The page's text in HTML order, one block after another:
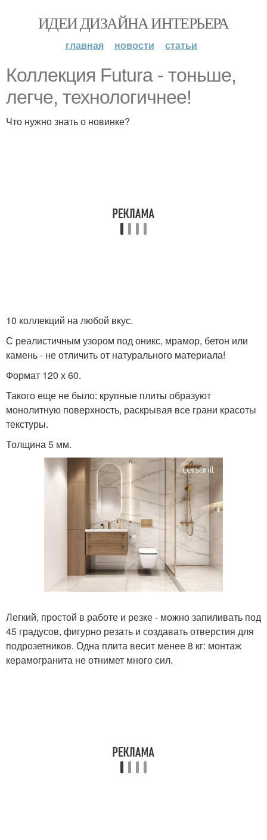
ИДЕИ ДИЗАЙНА ИНТЕРЬЕРА
главная новости статьи
Коллекция Futura - тоньше,
легче, технологичнее!
Что нужно знать о новинке?
10 коллекций на любой вкус.
С реалистичным узором под оникс, мрамор, бетон или
камень - не отличить от натурального материала!
Формат 120 х 60.
Такого еще не было: крупные плиты образуют
монолитную поверхность, раскрывая все грани красоты
текстуры.
Толщина 5 мм.
Легкий, простой в работе и резке - можно запиливать под
45 градусов, фигурно резать и создавать отверстия для
подрозетников. Одна плита весит менее 8 кг: монтаж
керамогранита не отнимет много сил.